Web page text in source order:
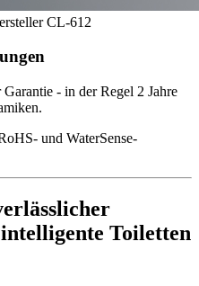
CL-612
- in der Regel 2 Jahre
und WaterSense-
Toiletten